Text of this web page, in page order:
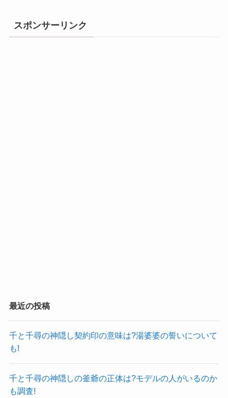
スポンサーリンク
最近の投稿
千と千尋の神隠し契約印の意味は?湯婆婆の誓いについて
も!
千と千尋の神隠しの釜爺の正体は?モデルの人がいるのか
も調査!